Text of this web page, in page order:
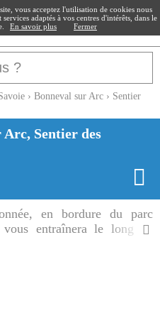
› Bonneval sur Arc › Sentier
Arc, Sentier des
en bordure du parc
entraînera le long de
avec en fond sonore
vous acceptez l'utilisation de cookies nous
adaptés à vos centres d'intérêts, dans le
En savoir plus Fermer